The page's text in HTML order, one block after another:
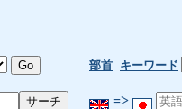
部首 キーワード
=>